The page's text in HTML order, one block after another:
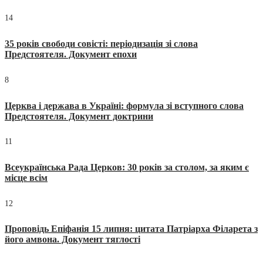
14
35 років свободи совісті: періодизація зі слова
Предстоятеля. Документ епохи
8
Церква і держава в Україні: формула зі вступного слова
Предстоятеля. Документ доктрини
11
Всеукраїнська Рада Церков: 30 років за столом, за яким є
місце всім
12
Проповідь Епіфанія 15 липня: цитата Патріарха Філарета з
його амвона. Документ тяглості